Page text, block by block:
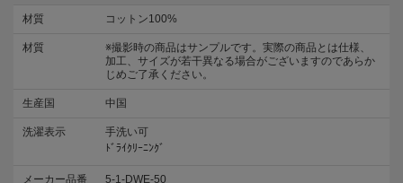
材質 コットン100%
材質
※撮影時の商品はサンプルです。実際の商品とは仕様、
加工、サイズが若干異なる場合がございますのであらか
じめご了承ください。
生産国 中国
洗濯表示
手洗い可
ﾄﾞﾗｲｸﾘｰﾆﾝｸﾞ
メーカー品番 5-1-DWE-50